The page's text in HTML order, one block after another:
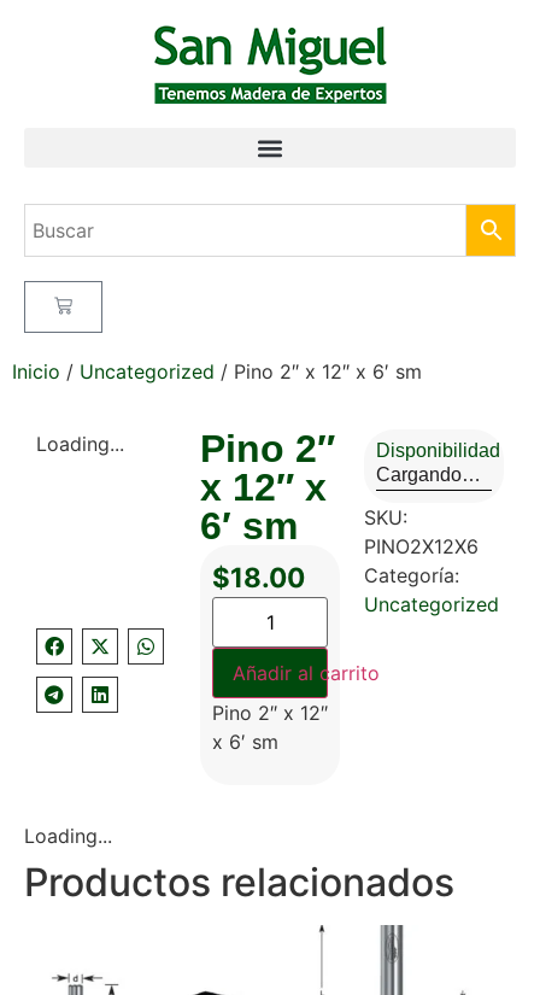
Inicio / Uncategorized / Pino 2″ x 12″ x 6′ sm
Loading...
Pino 2″
x 12″ x
6′ sm
$18.00
Añadir al carrito
Pino 2″ x 12″
x 6′ sm
Disponibilidad
Cargando…
SKU:
PINO2X12X6
Categoría:
Uncategorized
Loading...
Productos relacionados